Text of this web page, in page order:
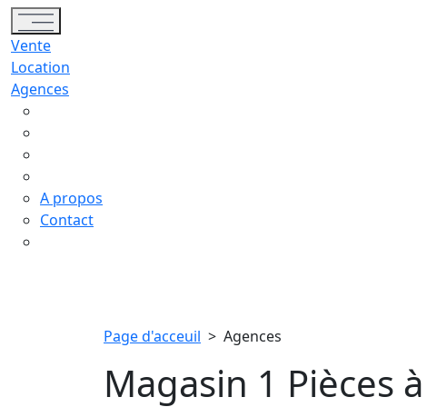
Toggle navigation
Vente
Location
Agences
A propos
Contact
Page d'acceuil > Agences
Magasin 1 Pièces